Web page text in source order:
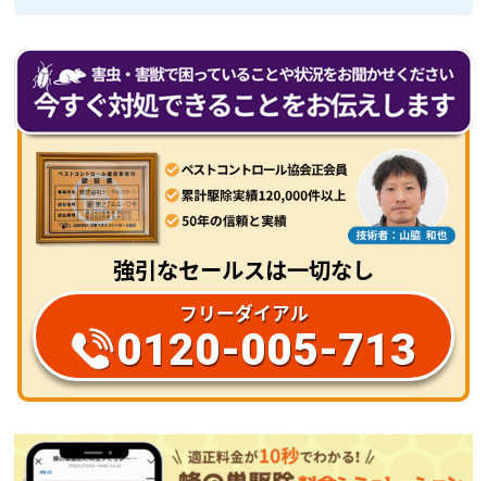
強引なセールスは一切なし
フリーダイアル
0120-005-713